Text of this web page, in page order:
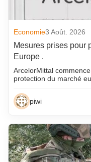
Economie3 Août. 2026
Mesures prises pour
Europe .
ArcelorMittal
protection du marché
piwi